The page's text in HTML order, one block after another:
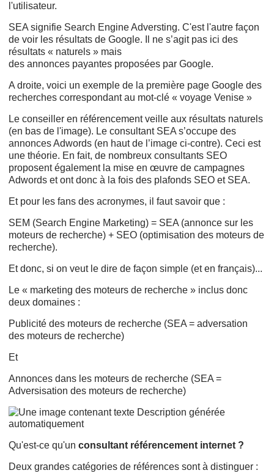
l'utilisateur.
SEA signifie Search Engine Adversting. C'est l'autre façon
de voir les résultats de Google. Il ne s’agit pas ici des
résultats « naturels » mais
des annonces payantes proposées par Google.
A droite, voici un exemple de la première page Google des
recherches correspondant au mot-clé « voyage Venise »
Le conseiller en référencement veille aux résultats naturels
(en bas de l'image). Le consultant SEA s’occupe des
annonces Adwords (en haut de l’image ci-contre). Ceci est
une théorie. En fait, de nombreux consultants SEO
proposent également la mise en œuvre de campagnes
Adwords et ont donc à la fois des plafonds SEO et SEA.
Et pour les fans des acronymes, il faut savoir que :
SEM (Search Engine Marketing) = SEA (annonce sur les
moteurs de recherche) + SEO (optimisation des moteurs de
recherche).
Et donc, si on veut le dire de façon simple (et en français)...
Le « marketing des moteurs de recherche » inclus donc
deux domaines :
Publicité des moteurs de recherche (SEA = adversation
des moteurs de recherche)
Et
Annonces dans les moteurs de recherche (SEA =
Adversisation des moteurs de recherche)
Qu'est-ce qu'unconsultant référencement internet ?
Deux grandes catégories de références sont à distinguer :